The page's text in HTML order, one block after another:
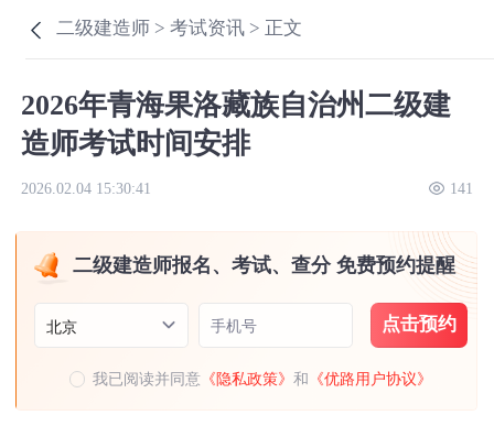
二级建造师 >考试资讯 > 正文
2026年青海果洛藏族自治州二级建
造师考试时间安排
2026.02.04 15:30:41 141
二级建造师报名、考试、查分 免费预约提醒
北京 手机号 点击预约
我已阅读并同意 《隐私政策》和 《优路用户协议》